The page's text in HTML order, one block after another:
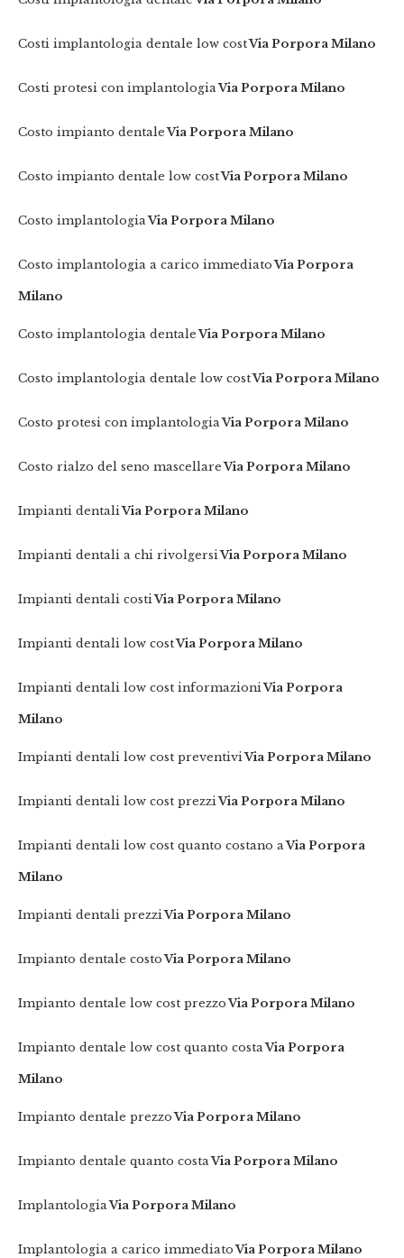
Costi implantologia dentale low costVia Porpora Milano
Costi protesi con implantologiaVia Porpora Milano
Costo impianto dentaleVia Porpora Milano
Costo impianto dentale low costVia Porpora Milano
Costo implantologiaVia Porpora Milano
Costo implantologia a carico immediatoVia Porpora
Milano
Costo implantologia dentaleVia Porpora Milano
Costo implantologia dentale low costVia Porpora Milano
Costo protesi con implantologiaVia Porpora Milano
Costo rialzo del seno mascellareVia Porpora Milano
Impianti dentaliVia Porpora Milano
Impianti dentali a chi rivolgersiVia Porpora Milano
Impianti dentali costiVia Porpora Milano
Impianti dentali low costVia Porpora Milano
Impianti dentali low cost informazioniVia Porpora
Milano
Impianti dentali low cost preventiviVia Porpora Milano
Impianti dentali low cost prezziVia Porpora Milano
Impianti dentali low cost quanto costano aVia Porpora
Milano
Impianti dentali prezziVia Porpora Milano
Impianto dentale costoVia Porpora Milano
Impianto dentale low cost prezzoVia Porpora Milano
Impianto dentale low cost quanto costaVia Porpora
Milano
Impianto dentale prezzoVia Porpora Milano
Impianto dentale quanto costaVia Porpora Milano
ImplantologiaVia Porpora Milano
Implantologia a carico immediatoVia Porpora Milano